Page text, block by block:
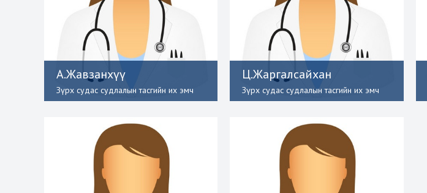
А.Жавзанхүү
Зүрх судас судлалын тасгийн их эмч
Ц.Жаргалсайхан
Зүрх судас судлалын тасгийн их эмч